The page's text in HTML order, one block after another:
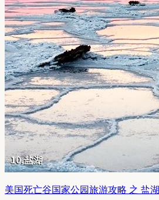
美国死亡谷国家公园旅游攻略 之 盐湖